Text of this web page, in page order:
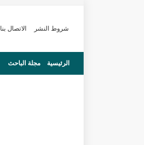
شروط النشر الاتصال بنا
الرئيسية مجلة الباحث